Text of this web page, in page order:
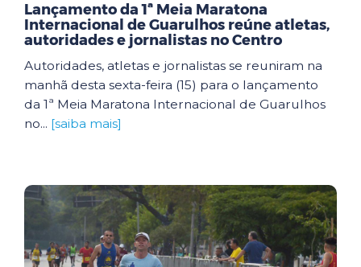
Lançamento da 1ª Meia Maratona
Internacional de Guarulhos reúne atletas,
autoridades e jornalistas no Centro
Autoridades, atletas e jornalistas se reuniram na
manhã desta sexta-feira (15) para o lançamento
da 1ª Meia Maratona Internacional de Guarulhos
no... [saiba mais]